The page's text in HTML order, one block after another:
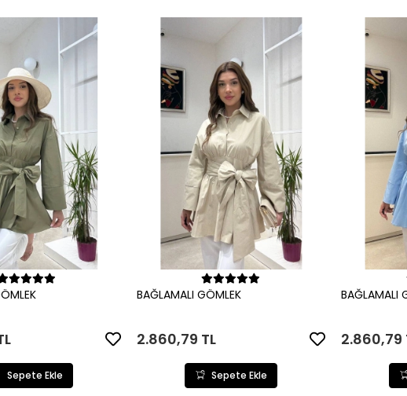
Sepete Ekle
Sepete Ekle
Sepete Ekle
BAĞLAMALI GÖMLEK
2.860,79 TL
Sepete Ekle
BAĞLAMALI
2.860,79